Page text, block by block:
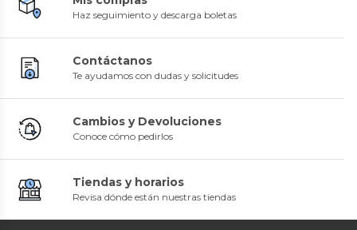
Haz seguimiento y descarga boletas
Contáctanos
Te ayudamos con dudas y solicitudes
Cambios y Devoluciones
Conoce cómo pedirlos
Tiendas y horarios
Revisa dónde están nuestras tiendas